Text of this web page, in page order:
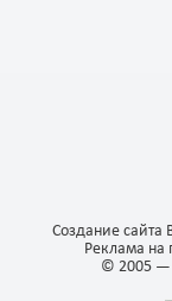
Создание сайта
Реклама на
© 2005 —